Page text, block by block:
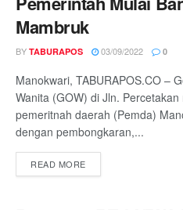
Mambruk
BY TABURAPOS 03/09/2022 0
Manokwari, TABURAPOS.CO –
Wanita (GOW) di Jln.
pemeritnah daerah (Pemda)
dengan pembongkaran,...
READ MORE